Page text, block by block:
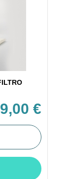
9,00 €